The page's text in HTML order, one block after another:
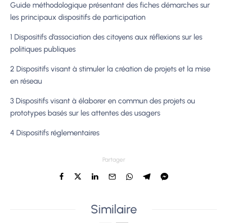
Guide méthodologique présentant des fiches démarches sur
les principaux dispositifs de participation
1 Dispositifs d’association des citoyens aux réflexions sur les
politiques publiques
2 Dispositifs visant à stimuler la création de projets et la mise
en réseau
3 Dispositifs visant à élaborer en commun des projets ou
prototypes basés sur les attentes des usagers
4 Dispositifs réglementaires
Partager
Similaire